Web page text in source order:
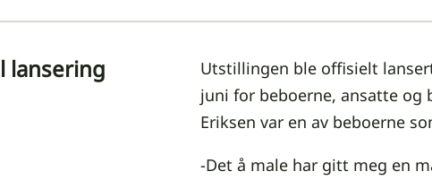
lansering
Utstillingen ble offisielt
juni for beboerne, ansatte og
Eriksen var en av beboerne
-Det å male har gitt meg en